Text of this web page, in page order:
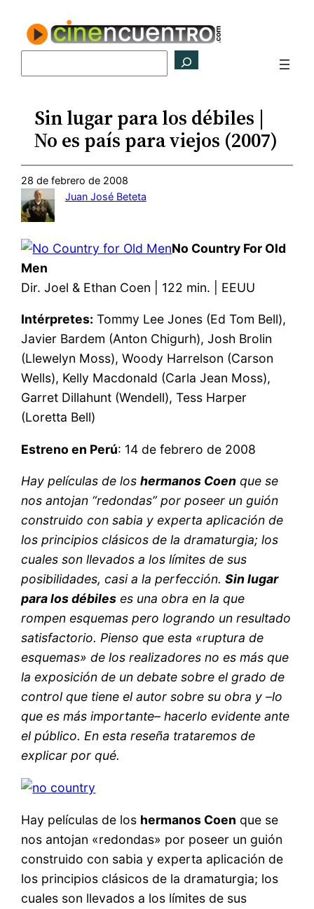
contenido
Sin lugar para los débiles |
No es país para viejos (2007)
28 de febrero de 2008
Juan José Beteta
No Country For Old
Men
Dir. Joel & Ethan Coen | 122 min. | EEUU
Intérpretes: Tommy Lee Jones (Ed Tom Bell),
Javier Bardem (Anton Chigurh), Josh Brolin
(Llewelyn Moss), Woody Harrelson (Carson
Wells), Kelly Macdonald (Carla Jean Moss),
Garret Dillahunt (Wendell), Tess Harper
(Loretta Bell)
Estreno en Perú: 14 de febrero de 2008
Hay películas de loshermanos Coen que se
nos antojan “redondas” por poseer un guión
construido con sabia y experta aplicación de
los principios clásicos de la dramaturgia; los
cuales son llevados a los límites de sus
posibilidades, casi a la perfección.Sin lugar
para los débiles es una obra en la que
rompen esquemas pero logrando un resultado
satisfactorio. Pienso que esta «ruptura de
esquemas» de los realizadores no es más que
la exposición de un debate sobre el grado de
control que tiene el autor sobre su obra y –lo
que es más importante– hacerlo evidente ante
el público. En esta reseña trataremos de
explicar por qué.
Hay películas de los hermanos Coen que se
nos antojan «redondas» por poseer un guión
construido con sabia y experta aplicación de
los principios clásicos de la dramaturgia; los
cuales son llevados a los límites de sus